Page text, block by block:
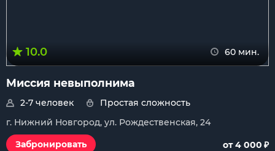
10.0 60 мин.
Миссия невыполнима
2-7 человек
Простая сложность
г. Нижний Новгород, ул. Рождественская, 24
Забронировать
от 4 000 ₽